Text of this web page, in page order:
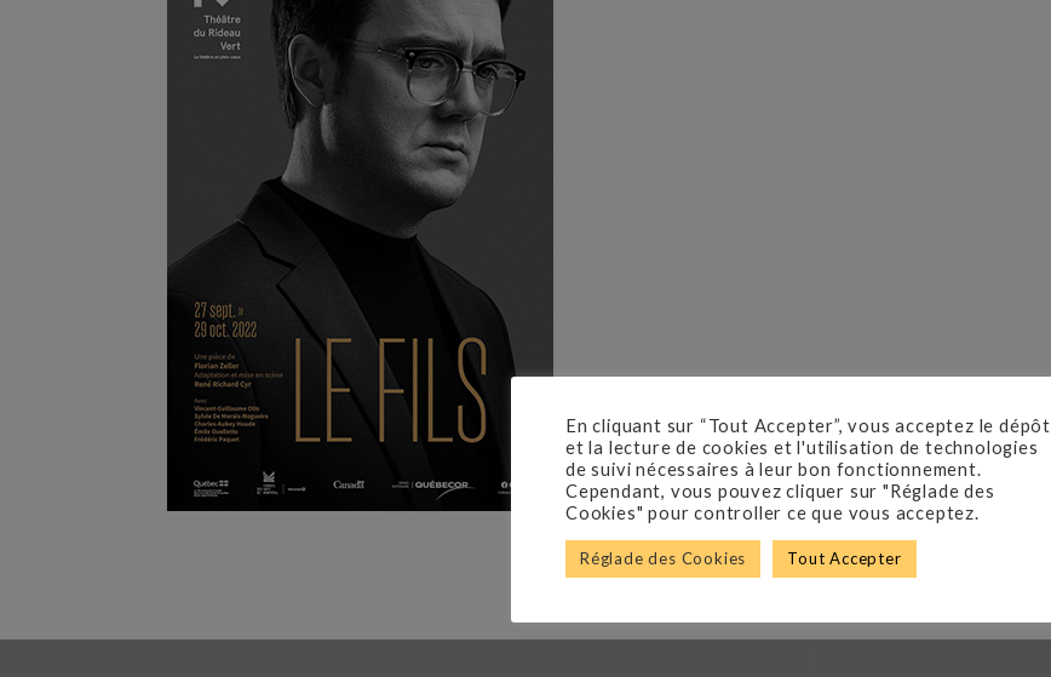
En cliquant sur “Tout Accepter”, vous acceptez le dépôt
et la lecture de cookies et l'utilisation de technologies
de suivi nécessaires à leur bon fonctionnement.
Cependant, vous pouvez cliquer sur "Réglade des
Cookies" pour controller ce que vous acceptez.
Réglade des Cookies Tout Accepter